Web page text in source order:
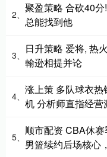
2、
聚盈策略 合砍40
总能找到他
3、
日升策略 爱将, 热
翰逊相提并论
4、
涨上策 多队球衣
机 分析师直指经营
5、
顺市配资 CBA休
男篮续约后场核心